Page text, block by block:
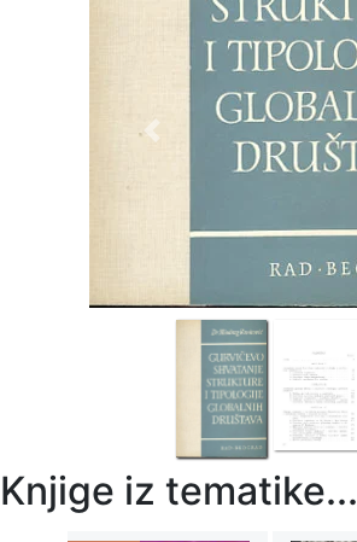
Previous
Knjige iz tematike...